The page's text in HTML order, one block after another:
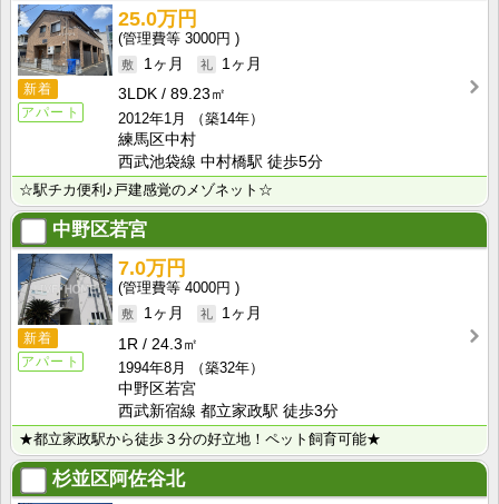
新着
アパート
25.0万円
3000円
1ヶ月
1ヶ月
3LDK
89.23㎡
2012年1月
（築14年）
練馬区中村
西武池袋線 中村橋駅 徒歩5分
☆駅チカ便利♪戸建感覚のメゾネット☆
中野区若宮
新着
アパート
7.0万円
4000円
1ヶ月
1ヶ月
1R
24.3㎡
1994年8月
（築32年）
中野区若宮
西武新宿線 都立家政駅 徒歩3分
★都立家政駅から徒歩３分の好立地！ペット飼育可能★
杉並区阿佐谷北